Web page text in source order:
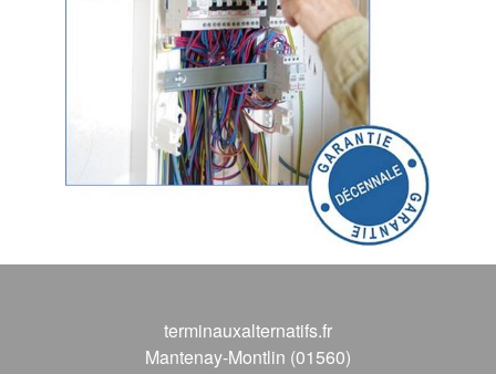
terminauxalternatifs.fr
Mantenay-Montlin (01560)